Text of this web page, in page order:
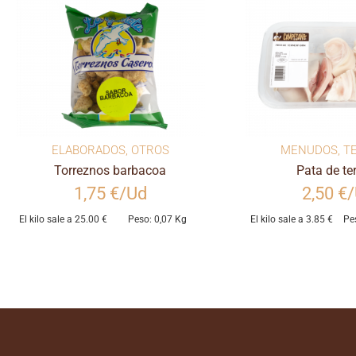
ELABORADOS, OTROS
Torreznos barbacoa
1,75 €/Ud
El kilo sale a 25.00 € Peso: 0,07 Kg
MENUDOS,
Pata de
2,50
El kilo sale a 3.85 €